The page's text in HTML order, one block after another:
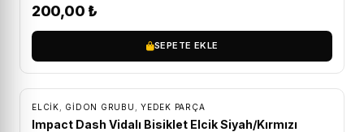
200,00 ₺
SEPETE EKLE
ELCIK GIDON GRUBU YEDEK PARÇA
Impact Dash Vidalı Bisiklet Elcik Siyah/Kırmızı